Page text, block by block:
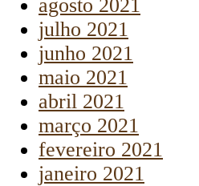
agosto 2021
julho 2021
junho 2021
maio 2021
abril 2021
março 2021
fevereiro 2021
janeiro 2021